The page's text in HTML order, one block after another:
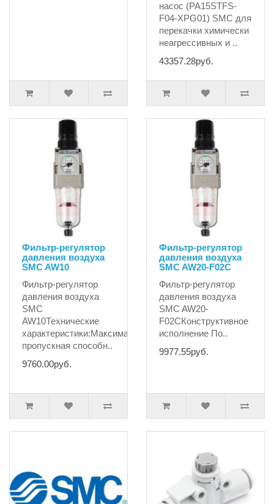
насос (PA15STFS-
F04-XPG01) SMC для
перекачки химически
неагрессивных и ..
43357.28руб.
Фильтр-регулятор
давления воздуха
SMC AW10
Фильтр-регулятор
давления воздуха
SMC
AW10Технические
характеристики:Максимальная
пропускная способн..
9760.00руб.
Фильтр-регулятор
давления воздуха
SMC AW20-F02С
Фильтр-регулятор
давления воздуха
SMC AW20-
F02СКонструктивное
исполнение По..
9977.55руб.